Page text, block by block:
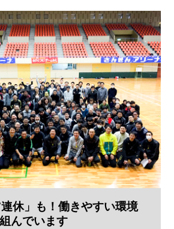
休」も！働きやすい環境
んでいます